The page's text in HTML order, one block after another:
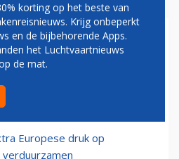
EUROPE
for Europe dringt in
Europese druk op
korting op het beste van
Krijg onbeperkt
en de bijbehorende Apps.
het Luchtvaartnieuws
de mat.